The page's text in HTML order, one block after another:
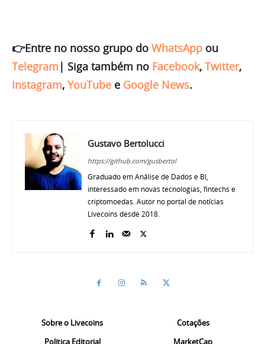
👉Entre no nosso grupo do WhatsApp ou
Telegram | Siga também no Facebook, Twitter,
Instagram, YouTube e Google News.
Gustavo Bertolucci
https://github.com/gusbertol
Graduado em Análise de Dados e BI,
interessado em novas tecnologias, fintechs e
criptomoedas. Autor no portal de notícias
Livecoins desde 2018.
Sobre o Livecoins
Politica Editorial
Cotações
MarketCap